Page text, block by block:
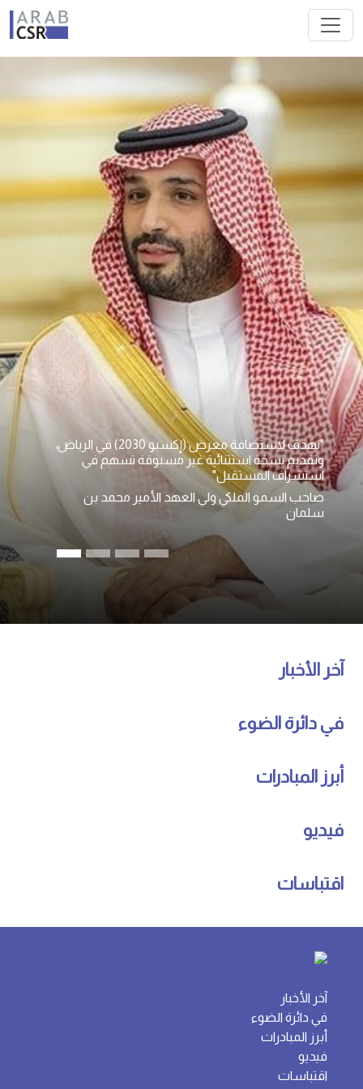
"نهدف لاستضافة معرض (إكسبو 2030) في الرياض،
وتقديم نسخة استثنائية غير مسبوقة تسهم في
استشراف المستقبل"
صاحب السمو الملكي ولي العهد الأمير محمد بن
سلمان
آخر الأخبار
في دائرة الضوء
أبرز المبادرات
فيديو
اقتباسات
آخر الأخبار
في دائرة الضوء
أبرز المبادرات
فيديو
اقتباسات